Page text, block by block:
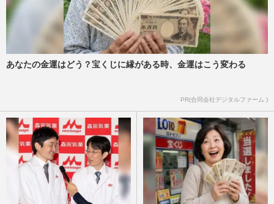
あなたの金運はどう？宝くじに縁がある時、金運はこう変わる
PR(合同会社デジタルファーム )